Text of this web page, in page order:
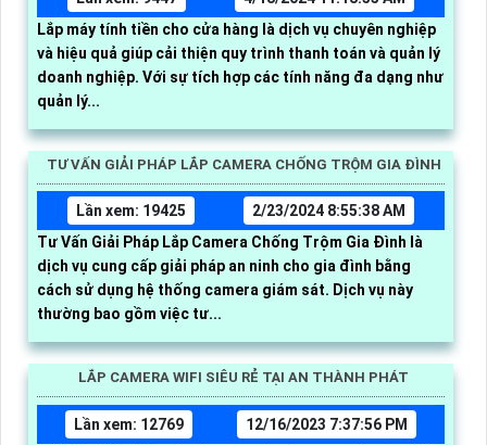
Lắp máy tính tiền cho cửa hàng là dịch vụ chuyên nghiệp
và hiệu quả giúp cải thiện quy trình thanh toán và quản lý
doanh nghiệp. Với sự tích hợp các tính năng đa dạng như
quản lý...
TƯ VẤN GIẢI PHÁP LẮP CAMERA CHỐNG TRỘM GIA ĐÌNH
Lần xem: 19425
2/23/2024 8:55:38 AM
Tư Vấn Giải Pháp Lắp Camera Chống Trộm Gia Đình là
dịch vụ cung cấp giải pháp an ninh cho gia đình bằng
cách sử dụng hệ thống camera giám sát. Dịch vụ này
thường bao gồm việc tư...
LẮP CAMERA WIFI SIÊU RẺ TẠI AN THÀNH PHÁT
Lần xem: 12769
12/16/2023 7:37:56 PM